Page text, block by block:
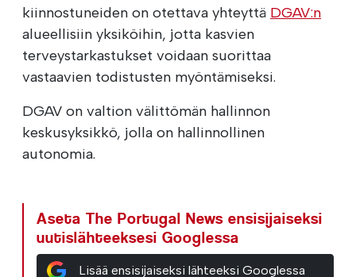
kiinnostuneiden on otettava yhteyttä DGAV:n
alueellisiin yksiköihin, jotta kasvien
terveystarkastukset voidaan suorittaa
vastaavien todistusten myöntämiseksi.
DGAV on valtion välittömän hallinnon
keskusyksikkö, jolla on hallinnollinen
autonomia.
Aseta The Portugal News ensisijaiseksi
uutislähteeksesi Googlessa
Lisää ensisijaiseksi lähteeksi Googlessa